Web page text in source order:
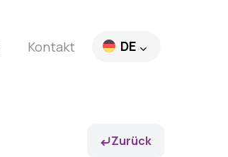
Kontakt DE
FR
Zurück